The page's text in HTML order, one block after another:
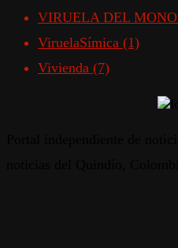
VIRUELA DEL MONO
ViruelaSímica (1)
Vivienda (7)